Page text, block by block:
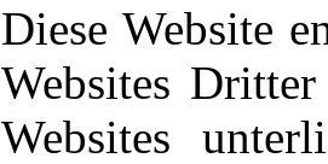
Diese Website
Websites
Websites